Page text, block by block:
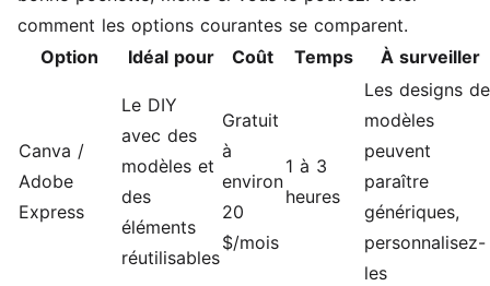
comment les options courantes se comparent.
Option
Idéal pour Coût Temps À surveiller
Canva /
Adobe
Express
Le DIY
avec des
modèles et
des
éléments
réutilisables
Gratuit
à
environ
20
$/mois
1 à 3
heures
Les designs de
modèles
peuvent
paraître
génériques,
personnalisez-
les